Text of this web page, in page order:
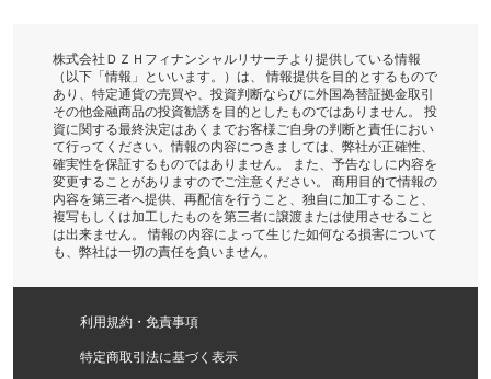
株式会社ＤＺＨフィナンシャルリサーチより提供している情報
（以下「情報」といいます。）は、 情報提供を目的とするもので
あり、特定通貨の売買や、投資判断ならびに外国為替証拠金取引
その他金融商品の投資勧誘を目的としたものではありません。 投
資に関する最終決定はあくまでお客様ご自身の判断と責任におい
て行ってください。情報の内容につきましては、弊社が正確性、
確実性を保証するものではありません。 また、予告なしに内容を
変更することがありますのでご注意ください。 商用目的で情報の
内容を第三者へ提供、再配信を行うこと、独自に加工すること、
複写もしくは加工したものを第三者に譲渡または使用させること
は出来ません。 情報の内容によって生じた如何なる損害について
も、弊社は一切の責任を負いません。
利用規約・免責事項
特定商取引法に基づく表示